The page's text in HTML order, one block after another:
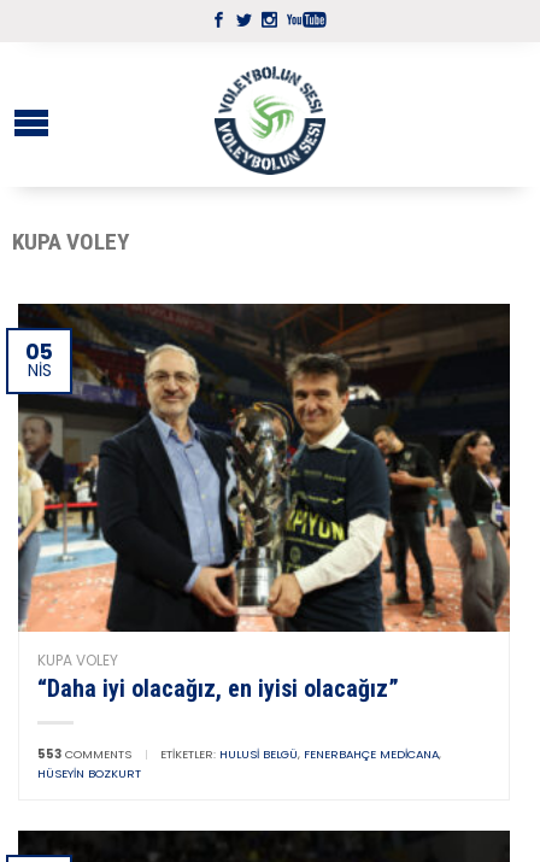
KUPA VOLEY
05
NIS
KUPA VOLEY
“Daha iyi olacağız, en iyisi olacağız”
553 COMMENTS | ETIKETLER: HULUSI BELGÜ, FENERBAHÇE MEDICANA,
HÜSEYIN BOZKURT